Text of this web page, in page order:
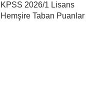
KPSS 2026/1 Lisans
Hemşire Taban Puanlar